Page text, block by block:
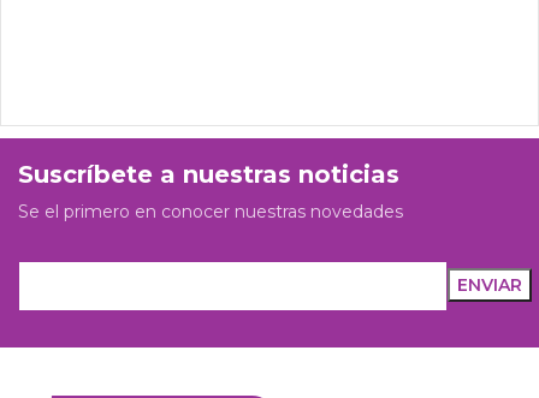
Suscríbete a nuestras noticias
Se el primero en conocer nuestras novedades